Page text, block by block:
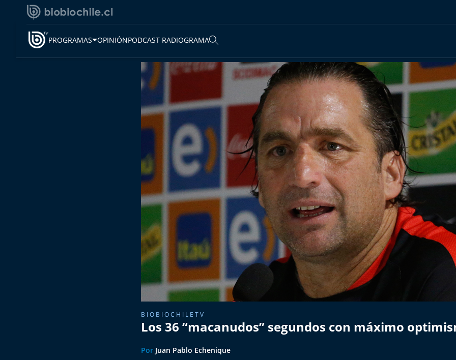
PROGRAMAS OPINIÓNPODCAST RADIOGRAMA
BIOBIOCHILETV
Los 36 “macanudos” segundos con máximo
Por Juan Pablo Echenique